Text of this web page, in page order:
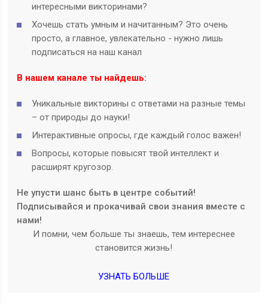
интересными викторинами?
Хочешь стать умным и начитанным? Это очень
просто, а главное, увлекательно - нужно лишь
подписаться на наш канал
В нашем канале ты найдешь:
Уникальные викторины с ответами на разные темы
– от природы до науки!
Интерактивные опросы, где каждый голос важен!
Вопросы, которые повысят твой интеллект и
расширят кругозор.
Не упусти шанс быть в центре событий!
Подписывайся и прокачивай свои знания вместе с
нами!
И помни, чем больше ты знаешь, тем интереснее
становится жизнь!
УЗНАТЬ БОЛЬШЕ